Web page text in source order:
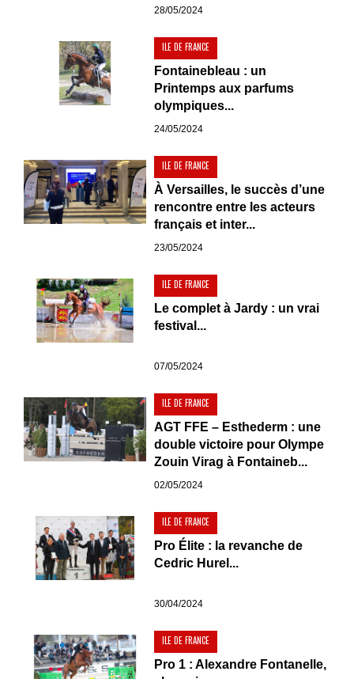
28/05/2024
ILE DE FRANCE
Fontainebleau : un
Printemps aux parfums
olympiques...
24/05/2024
ILE DE FRANCE
À Versailles, le succès d’une
rencontre entre les acteurs
français et inter...
23/05/2024
ILE DE FRANCE
Le complet à Jardy : un vrai
festival...
07/05/2024
ILE DE FRANCE
AGT FFE – Esthederm : une
double victoire pour Olympe
Zouin Virag à Fontaineb...
02/05/2024
ILE DE FRANCE
Pro Élite : la revanche de
Cedric Hurel...
30/04/2024
ILE DE FRANCE
Pro 1 : Alexandre Fontanelle,